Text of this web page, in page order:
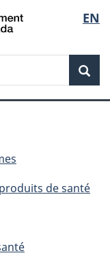
de
la
EN
de santé